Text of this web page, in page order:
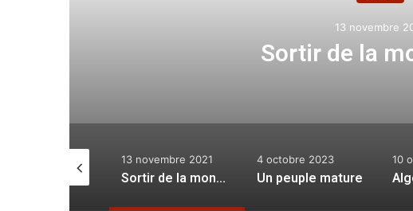
13 novembre
Sortir de la
13 novembre 2021
Sortir de la monotonie
4 octobre 2023
Un peuple mature
10